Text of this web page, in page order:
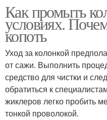
Как промыть
условиях.
копоть
Уход за колонкой
от сажи. Выполнить
средство для чистки и
обратиться к
жиклеров легко пробить
тонкой проволокой.